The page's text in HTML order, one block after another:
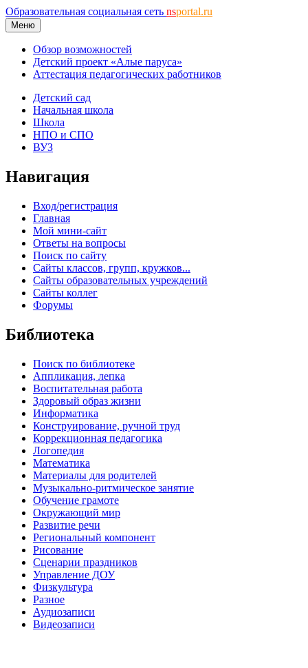
Образовательная социальная сеть nsportal.ru
Меню
Обзор возможностей
Детский проект «Алые паруса»
Аттестация педагогических работников
Детский сад
Начальная школа
Школа
НПО и СПО
ВУЗ
Навигация
Вход/регистрация
Главная
Мой мини-сайт
Ответы на вопросы
Поиск по сайту
Сайты классов, групп, кружков...
Сайты образовательных учреждений
Сайты коллег
Форумы
Библиотека
Поиск по библиотеке
Аппликация, лепка
Воспитательная работа
Здоровый образ жизни
Информатика
Конструирование, ручной труд
Коррекционная педагогика
Логопедия
Математика
Материалы для родителей
Музыкально-ритмическое занятие
Обучение грамоте
Окружающий мир
Развитие речи
Региональный компонент
Рисование
Сценарии праздников
Управление ДОУ
Физкультура
Разное
Аудиозаписи
Видеозаписи